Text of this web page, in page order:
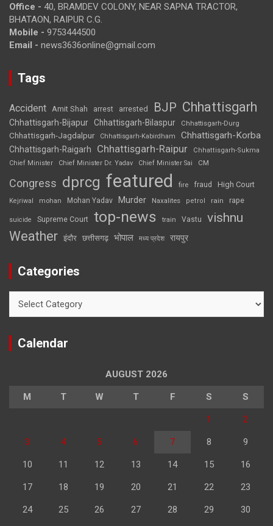
Office - 40, BRAMDEV COLONY, NEAR SAPNA TRACTOR,
BHATAON, RAIPUR C.G.
Mobile - 9753444500
Email - news3636online@gmail.com
Tags
Accident Amit Shah arrest arrested BJP Chhattisgarh
Chhattisgarh-Bijapur Chhattisgarh-Bilaspur Chhattisgarh-Durg
Chhattisgarh-Jagdalpur Chhattisgarh-Kabirdham Chhattisgarh-Korba
Chhattisgarh-Raigarh Chhattisgarh-Raipur
Chhattisgarh-Sukma
Chief Minister
Chief Minister Dr. Yadav Chief Minister Sai CM
Congress dprcg featured fire fraud High Court
Kejriwal mohan Mohan Yadav Murder Naxalites petrol rain rape
suicide Supreme Court top-news train Vastu vishnu
Weather इंदौर छत्तीसगढ़ भोपाल मध्य प्रदेश रायपुर
Categories
Calendar
AUGUST 2026
M T W T F S S
1 2
3 4 5 6 7 8 9
10 11 12 13 14 15 16
17 18 19 20 21 22 23
24 25 26 27 28 29 30